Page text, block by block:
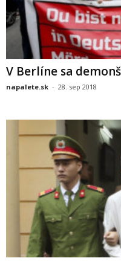
V Berlíne sa
napalete.sk - 28. sep 2018